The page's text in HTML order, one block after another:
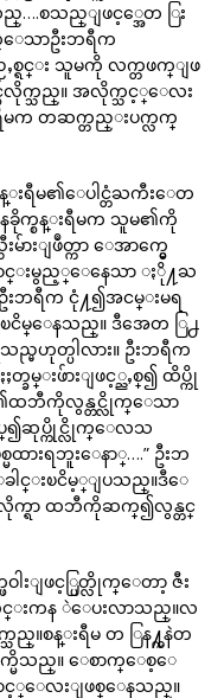
ည္….စသည္ျဖင့္အေတ ြး
သာဦးဘရီက
င္း သူမကို လက္တဖက္ျဖ
ခ်လိုက္သည္။ အလိုက္သင့္ေလး
မက တဆက္တည္းပက္လက္
းရီမ၏ေပါင္တံႀကီးေတ
နခိုက္စန္းရီမက သူမ၏ကို
းျဖဳတ္ကာ ေအာက္မွေ
င္းမွည့္ေနေသာ ႏို႔ႀ
ဘရီက ငုံ႔၍အငမ္းမရ
ၿငိမ္ေနသည္။ ဒီအေတ ြ႕
မဟုတ္ပါလား။ ဦးဘရီက
မ္းဖ်ားျဖင့္ညႇစ္၍ ထိပ္ကို
၏ထဘီကိုလွန္တင္လိုက္ေသာ
၍ဆုပ္ကိုင္လိုက္ေလသ
ားရဘူးေနာ္….” ဦးဘ
ခါင္းၿငိမ့္ျပသည္။ဒီေ
က္ရာ ထဘီကိုဆက္၍လွန္တင္
းျဖင့္ပြတ္လိုက္ေတာ့ ဇီး
းကန ဲေပးလာသည္။လ
။စန္းရီမ တ ြန႔္ကနဲတ
က္မိသည္။ ေစာက္ေစ့ေ
င့္ေလးျဖစ္ေနသည္။